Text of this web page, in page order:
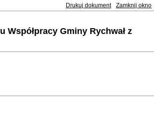
Zamknij okno
Drukuj dokument
Współpracy Gminy Rychwał z